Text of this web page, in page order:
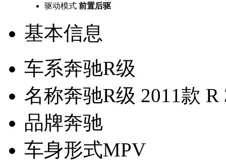
驱动模式 前置后驱
基本信息
车系奔驰R级
名称奔驰R级 2011款
品牌奔驰
车身形式MPV